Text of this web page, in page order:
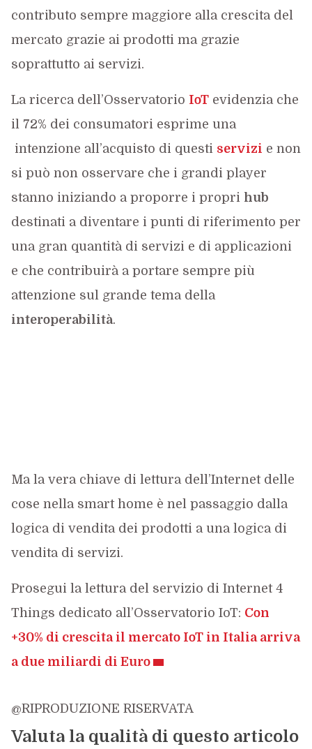
contributo sempre maggiore alla crescita del
mercato grazie ai prodotti ma grazie
soprattutto ai servizi.
La ricerca dell’Osservatorio IoTevidenzia che
il 72% dei consumatori esprime una
intenzione all’acquisto di questi servizi e non
si può non osservare che i grandi player
stanno iniziando a proporre i propri hub
destinati a diventare i punti di riferimento per
una gran quantità di servizi e di applicazioni
e che contribuirà a portare sempre più
attenzione sul grande tema della
interoperabilità.
Ma la vera chiave di lettura dell’Internet delle
cose nella smart home è nel passaggio dalla
logica di vendita dei prodotti a una logica di
vendita di servizi.
Prosegui la lettura del servizio di Internet 4
Things dedicato all’Osservatorio IoT: Con
+30% di crescita il mercato IoT in Italia arriva
a due miliardi di Euro
@RIPRODUZIONE RISERVATA
Valuta la qualità di questo articolo